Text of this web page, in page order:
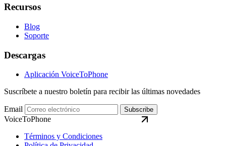
Recursos
Blog
Soporte
Descargas
Aplicación VoiceToPhone
Suscríbete a nuestro boletín para recibir las últimas novedades
Email Subscribe
VoiceToPhone
Términos y Condiciones